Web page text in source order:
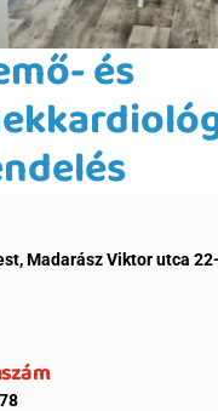
és
Madarász Viktor utca